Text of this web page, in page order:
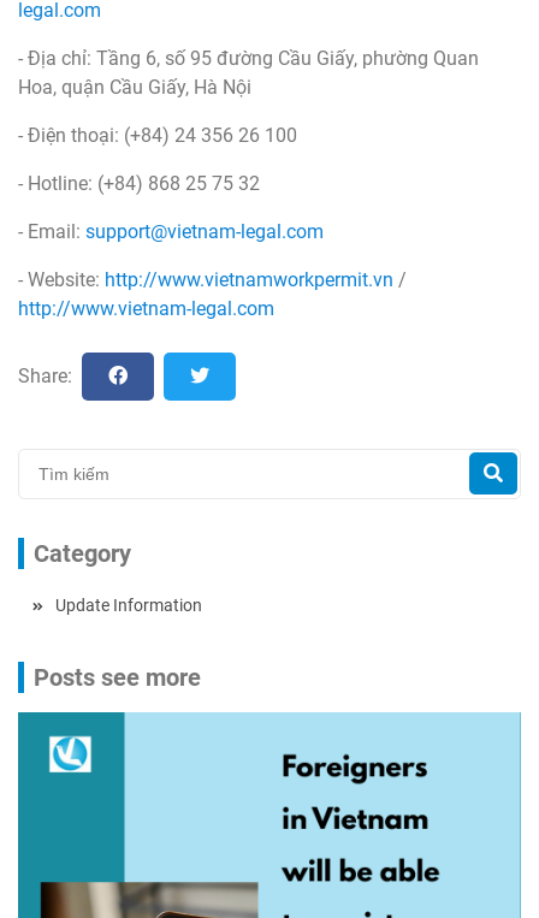
legal.com
- Địa chỉ: Tầng 6, số 95 đường Cầu Giấy, phường Quan
Hoa, quận Cầu Giấy, Hà Nội
- Điện thoại: (+84) 24 356 26 100
- Hotline: (+84) 868 25 75 32
- Email: support@vietnam-legal.com
- Website: http://www.vietnamworkpermit.vn /
http://www.vietnam-legal.com
Share:
Category
Update Information
Posts see more